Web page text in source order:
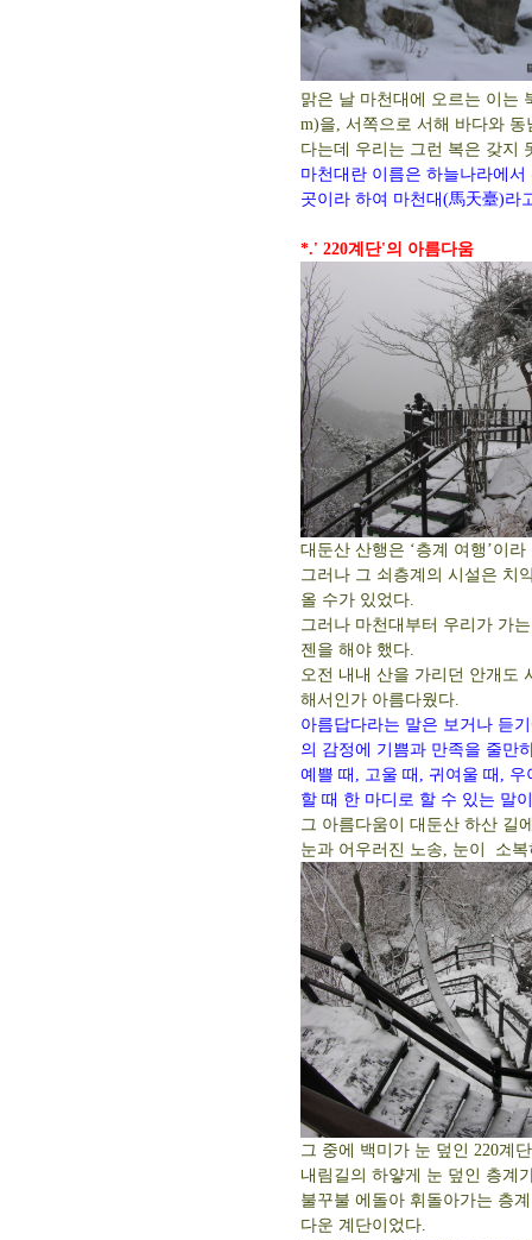
맑은 날 마천대에 오르는 이는
m)을, 서쪽으로 서해 바다와
다는데 우리는 그런 복은 갖지
마천대란 이름은 하늘나라에
곳이라 하여 마천대(馬天臺)라
*.' 220계단'의 아름다움
대둔산 산행은 ‘층계 여행’이
그러나 그 쇠층계의 시설은 치
올 수가 있었다.
그러나 마천대부터 우리가 가
젠을 해야 했다.
오전 내내 산을 가리던 안개도
해서인가 아름다웠다.
아름답다라는 말은 보거나 듣
의 감정에 기쁨과 만족을 줄만
예쁠 때, 고울 때, 귀여울 때,
할 때 한 마디로 할 수 있는 말
그 아름다움이 대둔산 하산 길
눈과 어우러진 노송, 눈이 소
그 중에 백미가 눈 덮인 220계
내림길의 하얗게 눈 덮인 층계
불꾸불 에돌아 휘돌아가는 층
다운 계단이었다.